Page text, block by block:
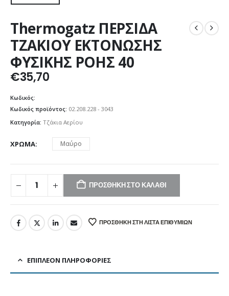
Thermogatz ΠΕΡΣΙΔΑ
ΤΖΑΚΙΟΥ ΕΚΤΟΝΩΣΗΣ
ΦΥΣΙΚΗΣ ΡΟΗΣ 40
€35,70
Κωδικός:
Κωδικός προϊόντος: 02.208.228 - 3043
Κατηγορία: Τζάκια Αερίου
ΧΡΏΜΑ Μαύρο
ΠΡΟΣΘΉΚΗ ΣΤΟ ΚΑΛΆΘΙ
ΠΡΟΣΘΉΚΗ ΣΤΗ ΛΊΣΤΑ ΕΠΙΘΥΜΙΏΝ
ΕΠΙΠΛΈΟΝ ΠΛΗΡΟΦΟΡΊΕΣ